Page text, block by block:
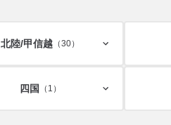
北陸/甲信越 （30）
四国 （1）